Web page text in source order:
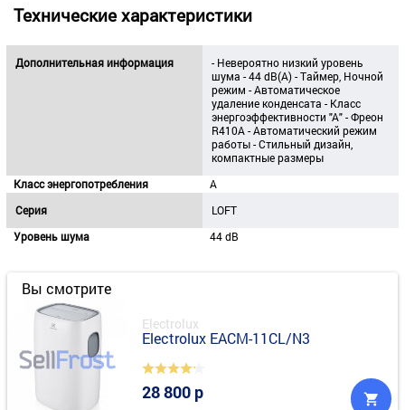
Технические характеристики
Дополнительная информация
- Невероятно низкий уровень
шума - 44 dB(A) - Таймер, Ночной
режим - Автоматическое
удаление конденсата - Класс
энергоэффективности "А" - Фреон
R410A - Автоматический режим
работы - Стильный дизайн,
компактные размеры
Класс энергопотребления
А
Серия
LOFT
Уровень шума
44 dB
Вы смотрите
Electrolux
Electrolux EACM-11CL/N3
28 800 р